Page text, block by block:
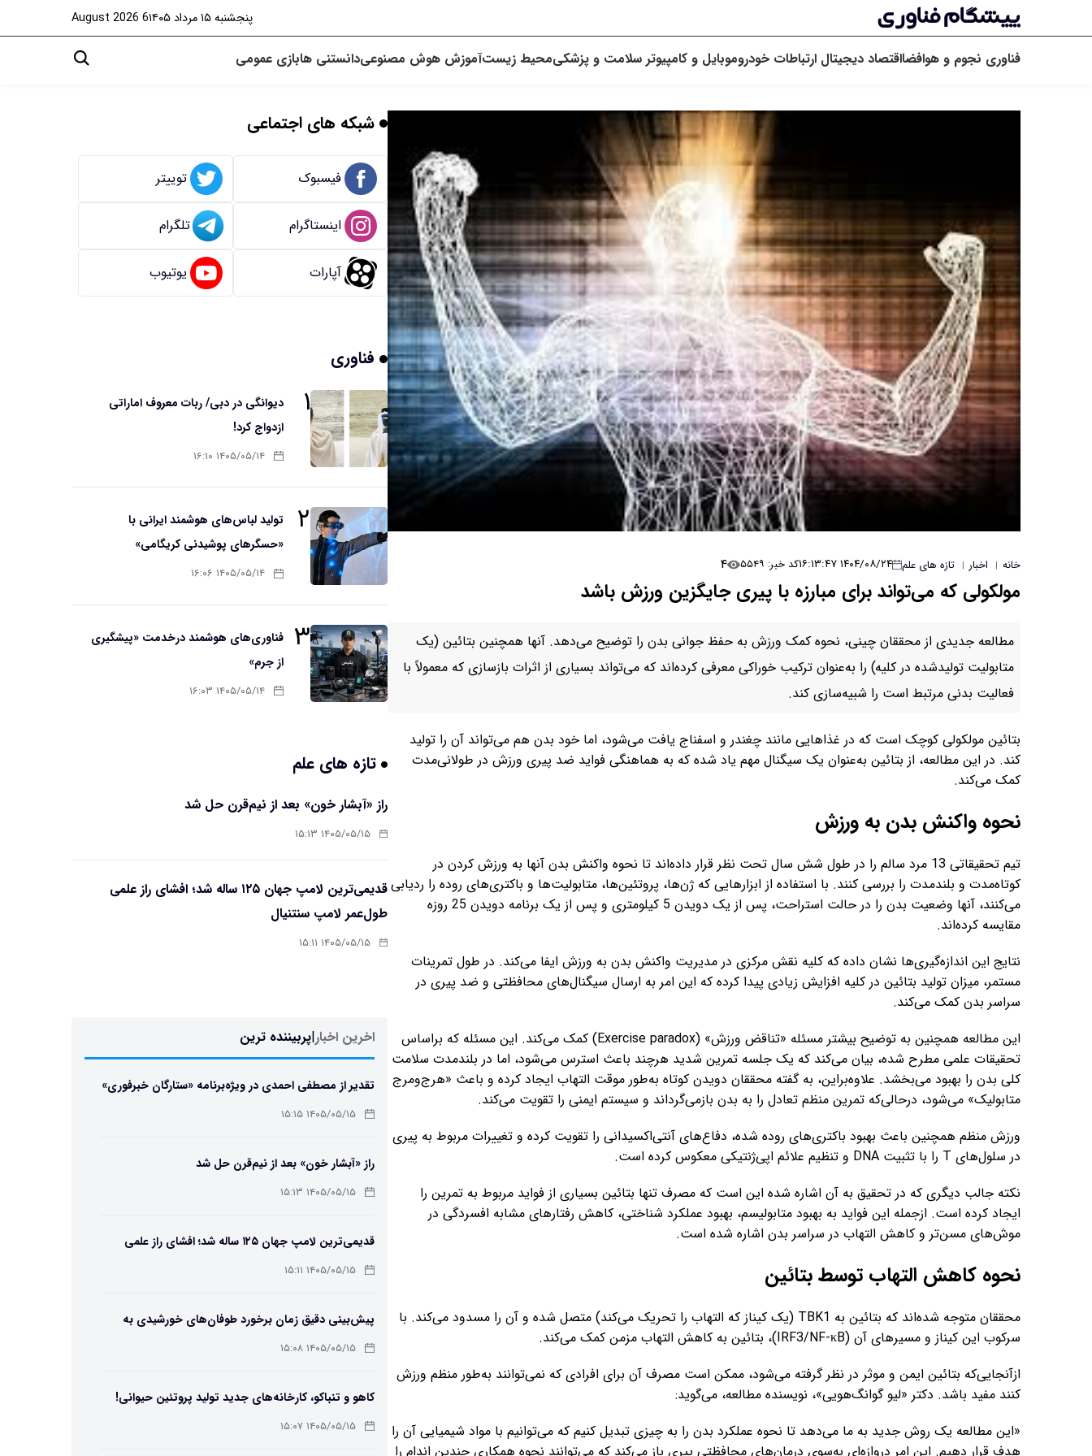
پنجشنبه ۱۵ مرداد ۱۴۰۵ 6 August 2026
فناوری نجوم و هوافضااقتصاد دیجیتال ارتباطات خودروموبایل و کامپیوتر سلامت و پزشکیمحیط زیستآموزش هوش مصنوعیدانستنی هابازی عمومی
خانه | اخبار | تازه های علم ۱۴۰۴/۰۸/۲۴ ۱۶:۱۳:۴۷ کد خبر: ۵۵۴۹ ۴
مولکولی که می‌تواند برای مبارزه با پیری جایگزین ورزش باشد
مطالعه جدیدی از محققان چینی، نحوه کمک ورزش به حفظ جوانی بدن را توضیح می‌دهد. آنها همچنین بتائین (یک
متابولیت تولیدشده در کلیه) را به‌عنوان ترکیب خوراکی معرفی کرده‌اند که می‌تواند بسیاری از اثرات بازسازی که معمولاً با
فعالیت بدنی مرتبط است را شبیه‌سازی کند.
بتائین مولکولی کوچک است که در غذاهایی مانند چغندر و اسفناج یافت می‌شود، اما خود بدن هم می‌تواند آن را تولید
کند. در این مطالعه، از بتائین به‌عنوان یک سیگنال مهم یاد شده که به هماهنگی فواید ضد پیری ورزش در طولانی‌مدت
کمک می‌کند.
نحوه واکنش بدن به ورزش
تیم تحقیقاتی 13 مرد سالم را در طول شش سال تحت نظر قرار داده‌اند تا نحوه واکنش بدن آنها به ورزش کردن در
کوتاه‌مدت و بلندمدت را بررسی کنند. با استفاده از ابزارهایی که ژن‌ها، پروتئین‌ها، متابولیت‌ها و باکتری‌های روده را ردیابی
می‌کنند، آنها وضعیت بدن را در حالت استراحت، پس از یک دویدن 5 کیلومتری و پس از یک برنامه دویدن 25 روزه
مقایسه کرده‌اند.
نتایج این اندازه‌گیری‌ها نشان داده که کلیه نقش مرکزی در مدیریت واکنش بدن به ورزش ایفا می‌کند. در طول تمرینات
مستمر، میزان تولید بتائین در کلیه افزایش زیادی پیدا کرده که این امر به ارسال سیگنال‌های محافظتی و ضد پیری در
سراسر بدن کمک می‌کند.
این مطالعه همچنین به توضیح بیشتر مسئله «تناقض ورزش» (Exercise paradox) کمک می‌کند. این مسئله که براساس
تحقیقات علمی مطرح شده، بیان می‌کند که یک جلسه تمرین شدید هرچند باعث استرس می‌شود، اما در بلندمدت سلامت
کلی بدن را بهبود می‌بخشد. علاوه‌براین، به گفته محققان دویدن کوتاه به‌طور موقت التهاب ایجاد کرده و باعث «هرج‌ومرج
متابولیک» می‌شود، درحالی‌که تمرین منظم تعادل را به بدن بازمی‌گرداند و سیستم ایمنی را تقویت می‌کند.
ورزش منظم همچنین باعث بهبود باکتری‌های روده شده، دفاع‌های آنتی‌اکسیدانی را تقویت کرده و تغییرات مربوط به پیری
در سلول‌های T را با تثبیت DNA و تنظیم علائم اپی‌ژنتیکی معکوس کرده است.
نکته جالب دیگری که در تحقیق به آن اشاره شده این است که مصرف تنها بتائین بسیاری از فواید مربوط به تمرین را
ایجاد کرده است. ازجمله این فواید به بهبود متابولیسم، بهبود عملکرد شناختی، کاهش رفتارهای مشابه افسردگی در
موش‌های مسن‌تر و کاهش التهاب در سراسر بدن اشاره شده است.
نحوه کاهش التهاب توسط بتائین
محققان متوجه شده‌اند که بتائین به TBK1 (یک کیناز که التهاب را تحریک می‌کند) متصل شده و آن را مسدود می‌کند. با
سرکوب این کیناز و مسیرهای آن (IRF3/NF-κB)، بتائین به کاهش التهاب مزمن کمک می‌کند.
از‌آنجایی‌که بتائین ایمن و موثر در نظر گرفته می‌شود، ممکن است مصرف آن برای افرادی که نمی‌توانند به‌طور منظم ورزش
کنند مفید باشد. دکتر «لیو گوانگ‌هویی»، نویسنده مطالعه، می‌گوید:
«این مطالعه یک روش جدید به ما می‌دهد تا نحوه عملکرد بدن‌ را به چیزی تبدیل کنیم که می‌توانیم با مواد شیمیایی آن را
هدف قرار دهیم. این امر دروازه‌ای به‌سوی درمان‌های محافظتی پیری باز می‌کند که می‌توانند نحوه همکاری چندین اندام را
شبکه های اجتماعی
فیسبوک توییتر
اینستاگرام تلگرام
آپارات یوتیوب
فناوری
۱
دیوانگی در دبی/ ربات معروف اماراتی
ازدواج کرد!
۱۴۰۵/۰۵/۱۴ ۱۶:۱۰
۲
تولید لباس‌های هوشمند ایرانی با
«حسگرهای پوشیدنی کریگامی»
۱۴۰۵/۰۵/۱۴ ۱۶:۰۶
۳ فناوری‌های هوشمند درخدمت «پیشگیری
از جرم»
۱۴۰۵/۰۵/۱۴ ۱۶:۰۳
تازه های علم
راز «آبشار خون» بعد از نیم‌قرن حل شد
۱۴۰۵/۰۵/۱۵ ۱۵:۱۳
قدیمی‌ترین لامپ جهان ۱۲۵ ساله شد؛ افشای راز علمی
طول‌عمر لامپ سنتنیال
۱۴۰۵/۰۵/۱۵ ۱۵:۱۱
اخرین اخبار|پربیننده ترین
تقدیر از مصطفی احمدی در ویژه‌برنامه «ستارگان خبرفوری»
۱۴۰۵/۰۵/۱۵ ۱۵:۱۵
راز «آبشار خون» بعد از نیم‌قرن حل شد
۱۴۰۵/۰۵/۱۵ ۱۵:۱۳
قدیمی‌ترین لامپ جهان ۱۲۵ ساله شد؛ افشای راز علمی
طول‌عمر لامپ سنتنیال
۱۴۰۵/۰۵/۱۵ ۱۵:۱۱
پیش‌بینی دقیق زمان برخورد طوفان‌های خورشیدی به
زمین ممکن شد
۱۴۰۵/۰۵/۱۵ ۱۵:۰۸
کاهو و تنباکو، کارخانه‌های جدید تولید پروتئین حیوانی!
۱۴۰۵/۰۵/۱۵ ۱۵:۰۷